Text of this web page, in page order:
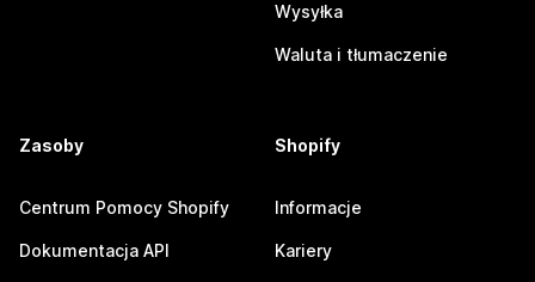
Wysyłka
Waluta i tłumaczenie
Zasoby
Centrum Pomocy Shopify
Dokumentacja API
Shopify
Informacje
Kariery